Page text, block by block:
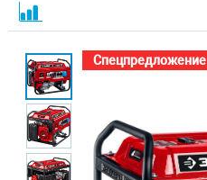
Спецпредложение